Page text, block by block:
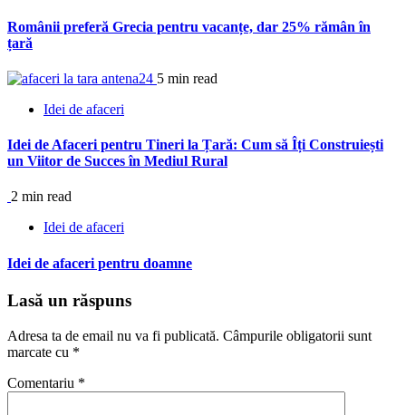
Românii preferă Grecia pentru vacanțe, dar 25% rămân în
țară
5 min read
Idei de afaceri
Idei de Afaceri pentru Tineri la Țară: Cum să Îți Construiești
un Viitor de Succes în Mediul Rural
2 min read
Idei de afaceri
Idei de afaceri pentru doamne
Lasă un răspuns
Adresa ta de email nu va fi publicată. Câmpurile obligatorii sunt
marcate cu *
Comentariu *